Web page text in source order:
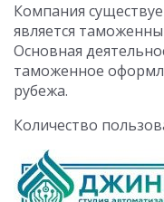
Компания
является
Основная
таможенное
рубежа.
Количество